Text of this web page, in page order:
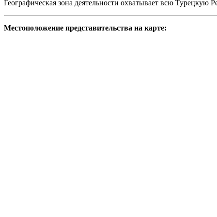
Географическая зона деятельности охватывает всю Турецкую
Местоположение представительства на карте: